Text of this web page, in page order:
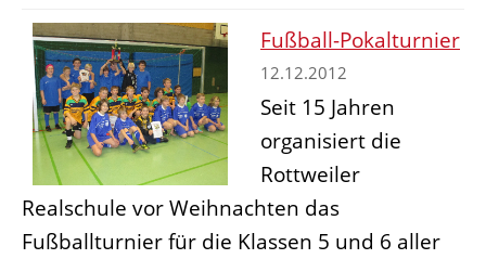
Fußball-Pokalturnier
12.12.2012
Seit 15 Jahren
organisiert die
Rottweiler
Realschule vor Weihnachten das
Fußballturnier für die Klassen 5 und 6 aller